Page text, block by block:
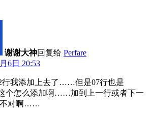
谢谢大神回复给 Perfare
6日 20:53
行我添加上去了……但是07行也是
个怎么添加啊……加到上一行或者下一
不对啊……